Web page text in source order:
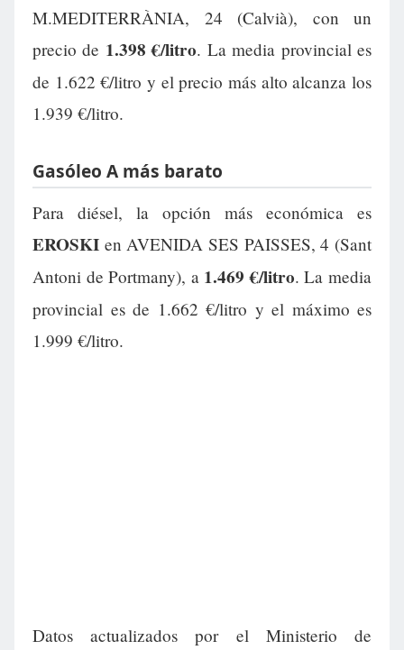
M.MEDITERRÀNIA, 24 (Calvià), con un
precio de 1.398 €/litro. La media provincial es
de 1.622 €/litro y el precio más alto alcanza los
1.939 €/litro.
Gasóleo A más barato
Para diésel, la opción más económica es
EROSKI en AVENIDA SES PAISSES, 4 (Sant
Antoni de Portmany), a 1.469 €/litro. La media
provincial es de 1.662 €/litro y el máximo es
1.999 €/litro.
Datos actualizados por el Ministerio de